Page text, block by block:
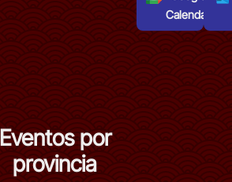
Calendar
Eventos por
provincia